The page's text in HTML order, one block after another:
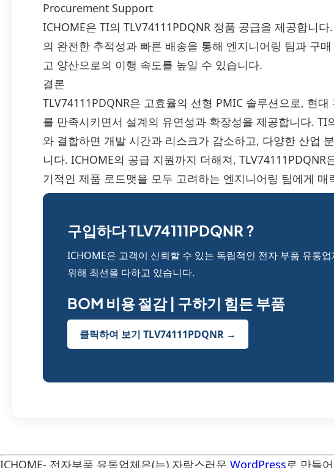
Procurement Support
ICHOME은 TI의 TLV74111PDQNR 정품 공급을 제공합니
의 완전한 추적성과 빠른 배송을 통해 엔지니어링 팀과 구
고 양산으로의 이행 속도를 높일 수 있습니다.
결론
TLV74111PDQNR은 고효율의 선형 PMIC 솔루션으로, 현
를 만족시키면서 설계의 유연성과 확장성을 제공합니다. TI
와 결합하면 개발 시간과 리스크가 감소하고, 다양한 산업
니다. ICHOME의 공급 지원까지 더해져,
기적인 제품 로드맷을 모두 고려하는 엔지니어링 팀에게 매
구입하다 TLV74111PDQNR ?
ICHOME은 고객이 신뢰할 수 있는 독립적인 전자 부품 유통업
위해 최선을 다하고 있습니다.
BOM 비용 절감 | 구하기 힘든 부품
클릭하여 보기 TLV74111PDQNR →
ICHOME- 전자부품 유통업체은(는) 자랑스러운 WordPress로 만들